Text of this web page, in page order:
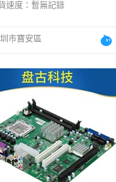
速度： 暫無記錄
市寶安區